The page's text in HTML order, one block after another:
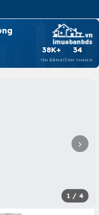
38K+
TIN ĐĂNG
34
TỈNH THÀNH
1 / 4